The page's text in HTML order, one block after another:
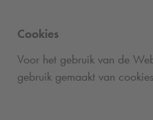
Cookies
Voor het gebruik van de
gebruik gemaakt van